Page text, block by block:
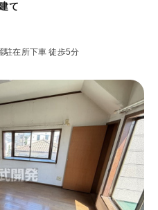
て
駐在所下車 徒歩5分